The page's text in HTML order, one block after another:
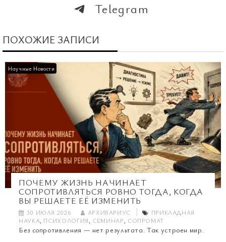
Telegram
ПОХОЖИЕ ЗАПИСИ
Научные Новости
ПОЧЕМУ ЖИЗНЬ НАЧИНАЕТ
СОПРОТИВЛЯТЬСЯ РОВНО ТОГДА, КОГДА
ВЫ РЕШАЕТЕ ЕЁ ИЗМЕНИТЬ
30 ИЮЛЯ 2026 АРХИВАРИУС
ПРИКЛАДНАЯ
НАУКА, ПСИХОЛОГИЯ, СЕМИНАР, СОПРОМАТ
Без сопротивления — нет результата. Так устроен мир.